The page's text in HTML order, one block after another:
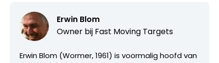
Erwin Blom
Owner bij Fast Moving Targets
Erwin Blom (Wormer, 1961) is voormalig hoofd van